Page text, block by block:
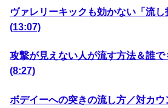
ヴァレリーキックも効かない「流
(13:07)
攻撃が見えない人が流す方法＆誰
(8:27)
ボデイーへの突きの流し方／対カ